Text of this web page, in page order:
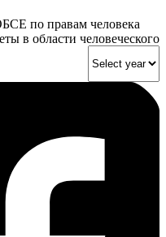
по правам человека
в области человеческого